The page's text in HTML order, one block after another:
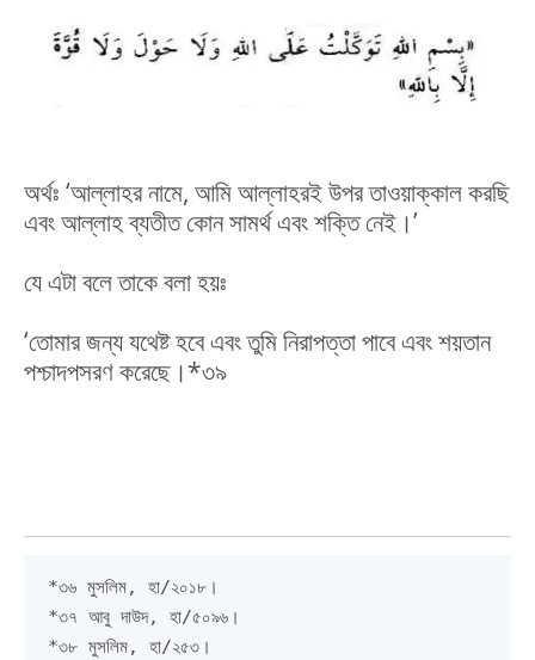
অর্থঃ ‘আল্লাহর নামে, আমি আল্লাহরই উপর তাওয়াক্কাল করছি
এবং আল্লাহ ব্যতীত কোন সামর্থ এবং শক্তি নেই।’
যে এটা বলে তাকে বলা হয়ঃ
‘তোমার জন্য যথেষ্ট হবে এবং তুমি নিরাপত্তা পাবে এবং শয়তান
পশ্চাদপসরণ করেছে।*৩৯
*৩৬ মুসলিম, হা/২০১৮।
*৩৭ আবু দাউদ, হা/৫০৯৬।
*৩৮ মুসলিম, হা/২৫৩।